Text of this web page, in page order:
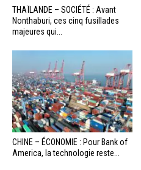
THAÏLANDE – SOCIÉTÉ : Avant
Nonthaburi, ces cinq fusillades
majeures qui...
CHINE – ÉCONOMIE : Pour Bank of
America, la technologie reste...